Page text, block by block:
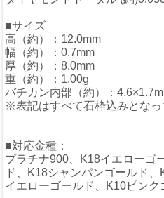
■サイズ
高（約）：12.0mm
幅（約）：0.7mm
厚（約）：8.0mm
重（約）：1.00g
バチカン内部（約）：
※表記はすべて石枠込みとなっ
■対応金種：
プラチナ900、K18イエローゴ
ド、K18シャンパンゴールド
イエローゴールド、K10ピンク